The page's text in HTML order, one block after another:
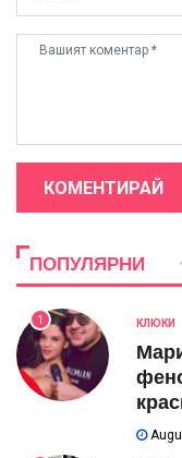
КОМЕНТИРАЙ
ПОПУЛЯРНИ
1 КЛЮКИ